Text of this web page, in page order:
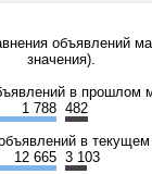
объявлений
значения).
в прошлом
1 788 482
в текущем
12 665 3 103